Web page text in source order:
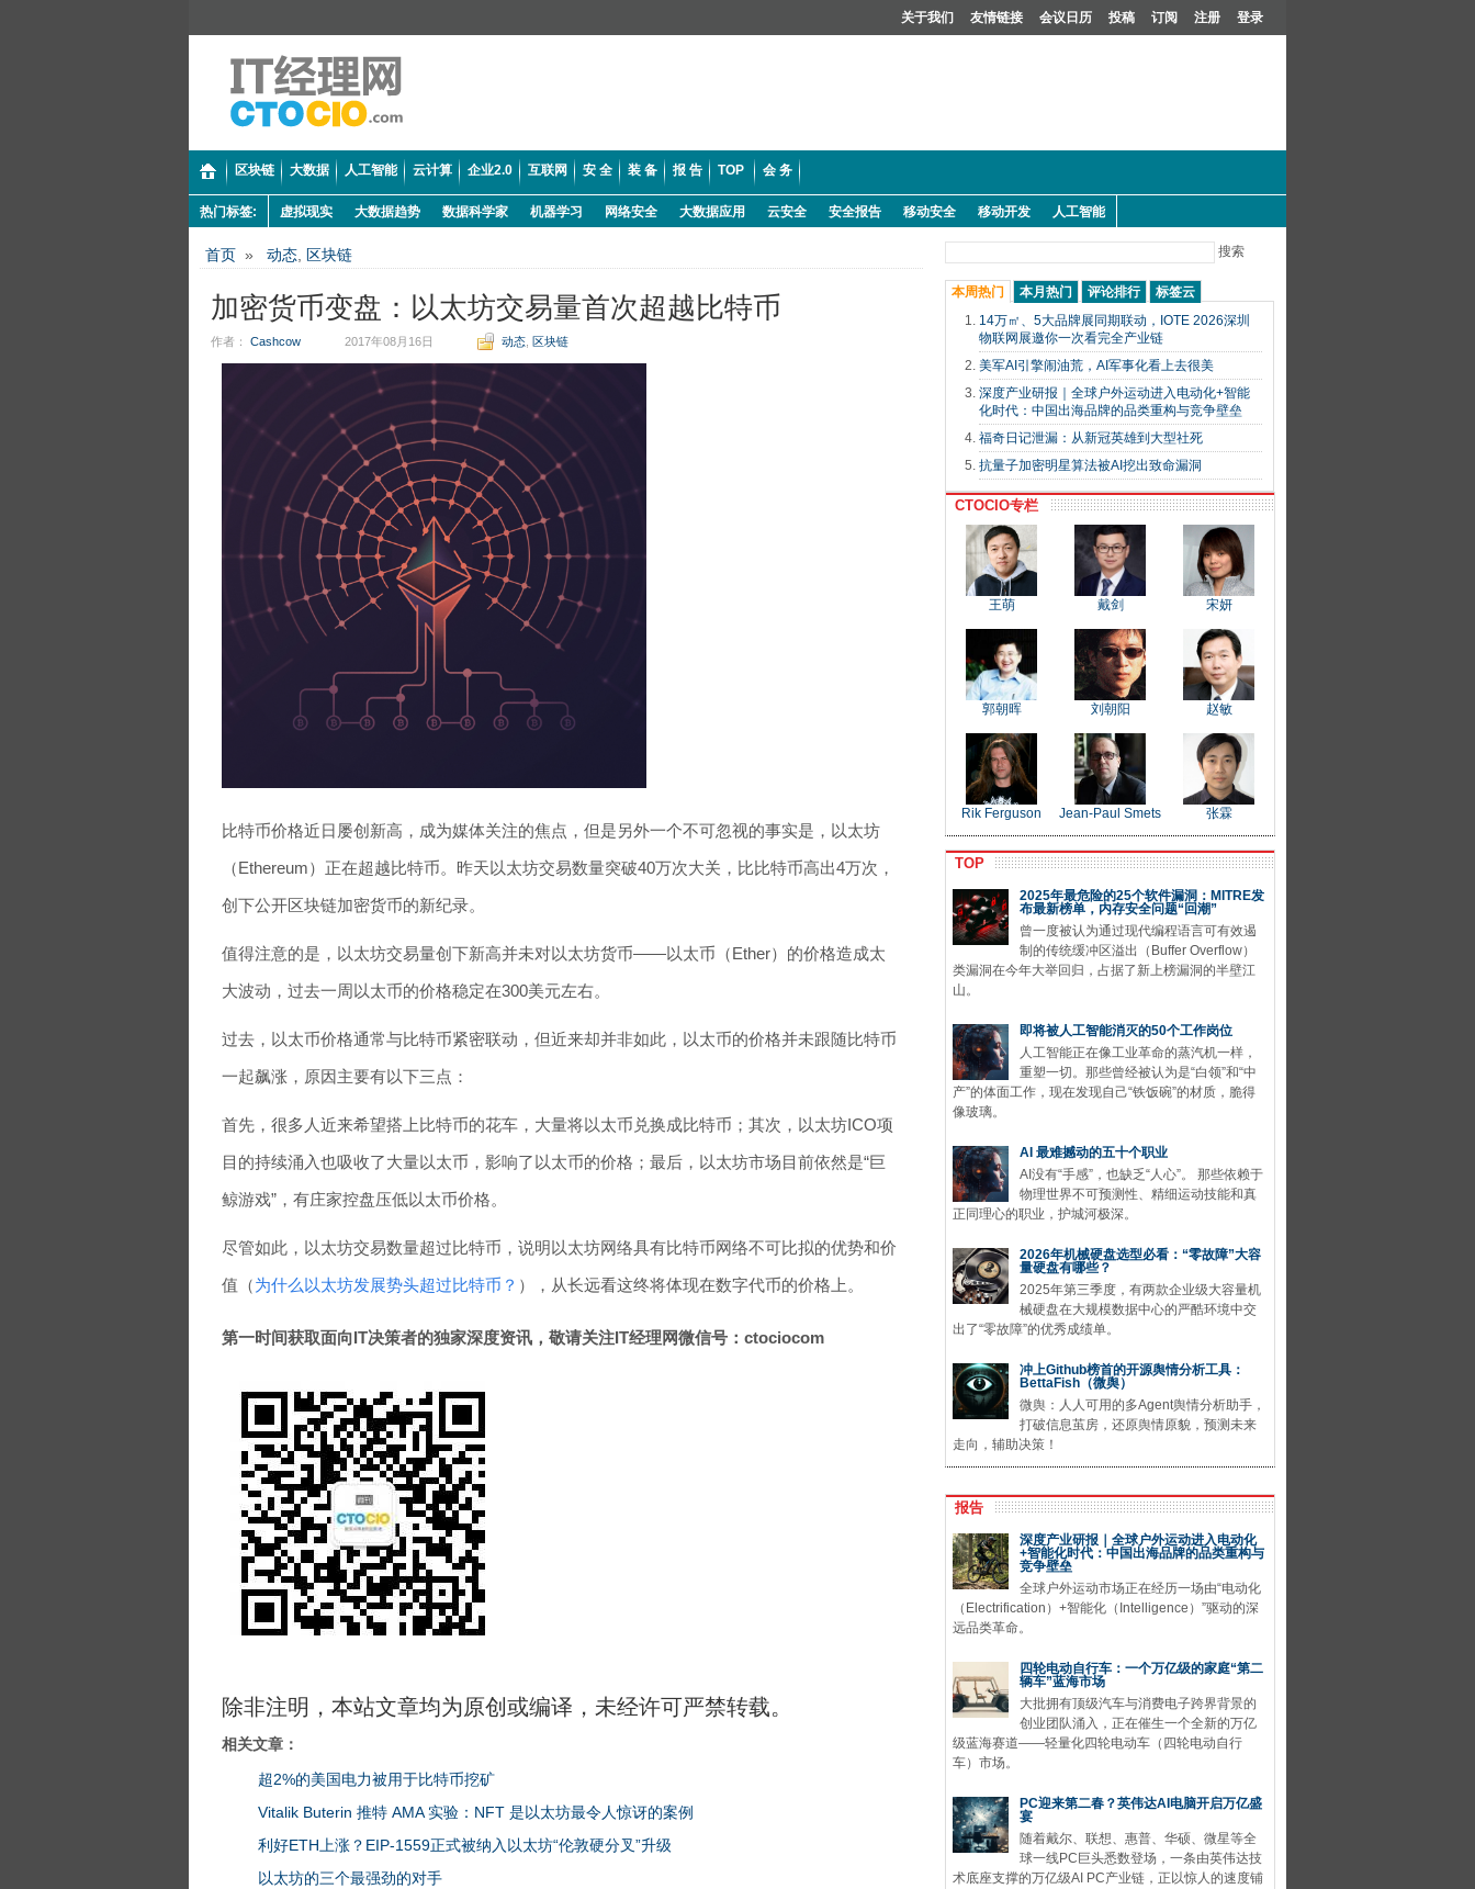
关于我们 友情链接 会议日历 投稿 订阅 注册 登录
区块链 大数据 人工智能 云计算 企业2.0 互联网 安 全 装 备 报 告 TOP 会 务
热门标签: 虚拟现实 大数据趋势 数据科学家 机器学习 网络安全 大数据应用 云安全 安全报告 移动安全 移动开发 人工智能
首页 » 动态 区块链
加密货币变盘：以太坊交易量首次超越比特币
作者： Cashcow 2017年08月16日 动态 区块链
比特币价格近日屡创新高，成为媒体关注的焦点，但是另外一个不可忽视的事实是，以太坊
（Ethereum）正在超越比特币。昨天以太坊交易数量突破40万次大关，比比特币高出4万次，
创下公开区块链加密货币的新纪录。
值得注意的是，以太坊交易量创下新高并未对以太坊货币——以太币（Ether）的价格造成太
大波动，过去一周以太币的价格稳定在300美元左右。
过去，以太币价格通常与比特币紧密联动，但近来却并非如此，以太币的价格并未跟随比特币
一起飙涨，原因主要有以下三点：
首先，很多人近来希望搭上比特币的花车，大量将以太币兑换成比特币；其次，以太坊ICO项
目的持续涌入也吸收了大量以太币，影响了以太币的价格；最后，以太坊市场目前依然是“巨
鲸游戏”，有庄家控盘压低以太币价格。
尽管如此，以太坊交易数量超过比特币，说明以太坊网络具有比特币网络不可比拟的优势和价
值（为什么以太坊发展势头超过比特币？ ），从长远看这终将体现在数字代币的价格上。
第一时间获取面向IT决策者的独家深度资讯，敬请关注IT经理网微信号：ctociocom
除非注明，本站文章均为原创或编译，未经许可严禁转载。
相关文章：
超2%的美国电力被用于比特币挖矿
Vitalik Buterin 推特 AMA 实验：NFT 是以太坊最令人惊讶的案例
利好ETH上涨？EIP-1559正式被纳入以太坊“伦敦硬分叉”升级
以太坊的三个最强劲的对手
搜索
本周热门 本月热门 评论排行
标签云
14万㎡、5大品牌展同期联动，IOTE 2026深圳
物联网展邀你一次看完全产业链
美军AI引擎闹油荒，AI军事化看上去很美
深度产业研报｜全球户外运动进入电动化+智能
化时代：中国出海品牌的品类重构与竞争壁垒
福奇日记泄漏：从新冠英雄到大型社死
抗量子加密明星算法被AI挖出致命漏洞
CTOCIO专栏
王萌 戴剑 宋妍
郭朝晖 刘朝阳 赵敏
Rik Ferguson Jean-Paul Smets 张霖
TOP
2025年最危险的25个软件漏洞：MITRE发
布最新榜单，内存安全问题“回潮”
曾一度被认为通过现代编程语言可有效遏
制的传统缓冲区溢出（Buffer Overflow）
类漏洞在今年大举回归，占据了新上榜漏洞的半壁江
山。
即将被人工智能消灭的50个工作岗位
人工智能正在像工业革命的蒸汽机一样，
重塑一切。那些曾经被认为是“白领”和“中
产”的体面工作，现在发现自己“铁饭碗”的材质，脆得
像玻璃。
AI 最难撼动的五十个职业
AI没有“手感”，也缺乏“人心”。 那些依赖于
物理世界不可预测性、精细运动技能和真
正同理心的职业，护城河极深。
2026年机械硬盘选型必看：“零故障”大容
量硬盘有哪些？
2025年第三季度，有两款企业级大容量机
械硬盘在大规模数据中心的严酷环境中交
出了“零故障”的优秀成绩单。
冲上Github榜首的开源舆情分析工具：
BettaFish（微舆）
微舆：人人可用的多Agent舆情分析助手，
打破信息茧房，还原舆情原貌，预测未来
走向，辅助决策！
报告
深度产业研报｜全球户外运动进入电动化
+智能化时代：中国出海品牌的品类重构与
竞争壁垒
全球户外运动市场正在经历一场由“电动化
（Electrification）+智能化（Intelligence）”驱动的深
远品类革命。
四轮电动自行车：一个万亿级的家庭“第二
辆车”蓝海市场
大批拥有顶级汽车与消费电子跨界背景的
创业团队涌入，正在催生一个全新的万亿
级蓝海赛道——轻量化四轮电动车（四轮电动自行
车）市场。
PC迎来第二春？英伟达AI电脑开启万亿盛
宴
随着戴尔、联想、惠普、华硕、微星等全
球一线PC巨头悉数登场，一条由英伟达技
术底座支撑的万亿级AI PC产业链，正以惊人的速度铺